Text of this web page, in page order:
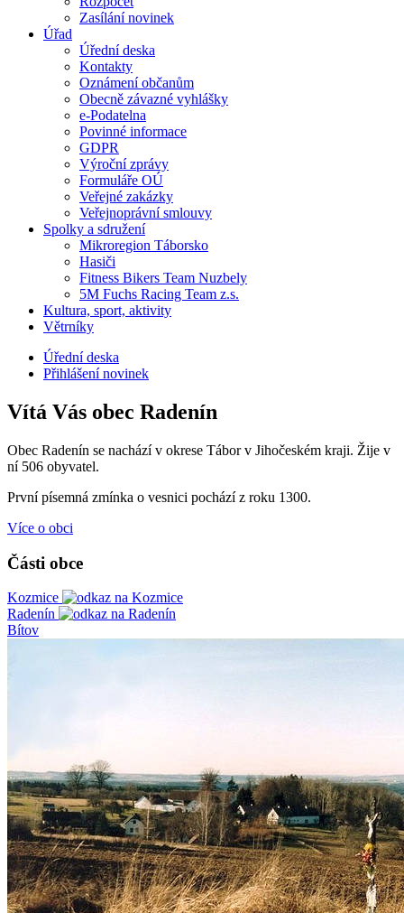
Zasílání novinek
Úřad
Úřední deska
Kontakty
Oznámení občanům
Obecně závazné vyhlášky
e-Podatelna
Povinné informace
GDPR
Výroční zprávy
Formuláře OÚ
Veřejné zakázky
Veřejnoprávní smlouvy
Spolky a sdružení
Mikroregion Táborsko
Hasiči
Fitness Bikers Team Nuzbely
5M Fuchs Racing Team z.s.
Kultura, sport, aktivity
Větrníky
Úřední deska
Přihlášení novinek
Vítá Vás obec Radenín
Obec Radenín se nachází v okrese Tábor v Jihočeském kraji. Žije v
ní 506 obyvatel.
První písemná zmínka o vesnici pochází z roku 1300.
Více o obci
Části obce
Kozmice
Radenín
Bítov